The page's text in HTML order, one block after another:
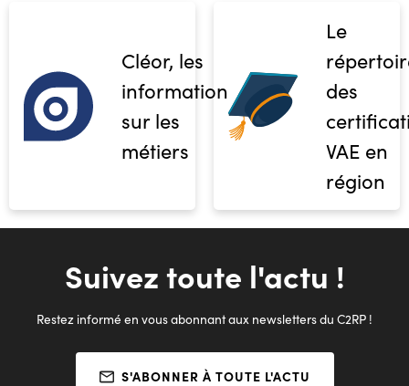
Cléor, les
informations
sur les
métiers
Le
des
VAE en
région
Suivez toute l'actu !
Restez informé en vous abonnant aux newsletters du C2RP !
S'ABONNER À TOUTE L'ACTU